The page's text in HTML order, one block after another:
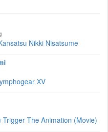
Nikki Nisatsume
XV
Trigger The Animation (Movie)